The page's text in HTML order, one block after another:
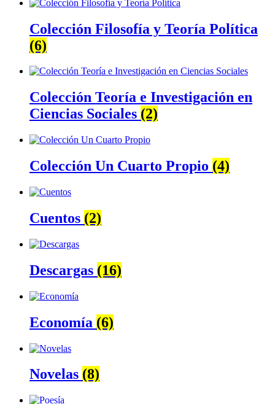
Colección Filosofía y Teoría Política
(6)
Colección Teoría e Investigación en
Ciencias Sociales (2)
Colección Un Cuarto Propio (4)
Cuentos (2)
Descargas (16)
Economía (6)
Novelas (8)